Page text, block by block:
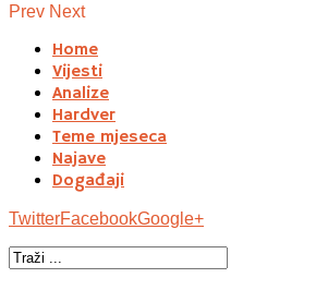
Prev Next
Home
Vijesti
Analize
Hardver
Teme mjeseca
Najave
Događaji
TwitterFacebookGoogle+